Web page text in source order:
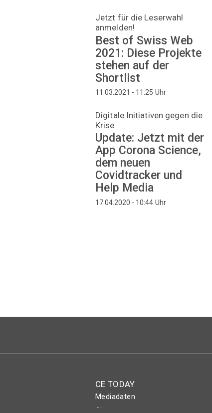
Jetzt für die Leserwahl
anmelden!
Best of Swiss Web
2021: Diese Projekte
stehen auf der
Shortlist
11.03.2021 - 11:25 Uhr
Digitale Initiativen gegen die
Krise
Update: Jetzt mit der
App Corona Science,
dem neuen
Covidtracker und
Help Media
17.04.2020 - 10:44 Uhr
CE TODAY
Mediadaten
Abo